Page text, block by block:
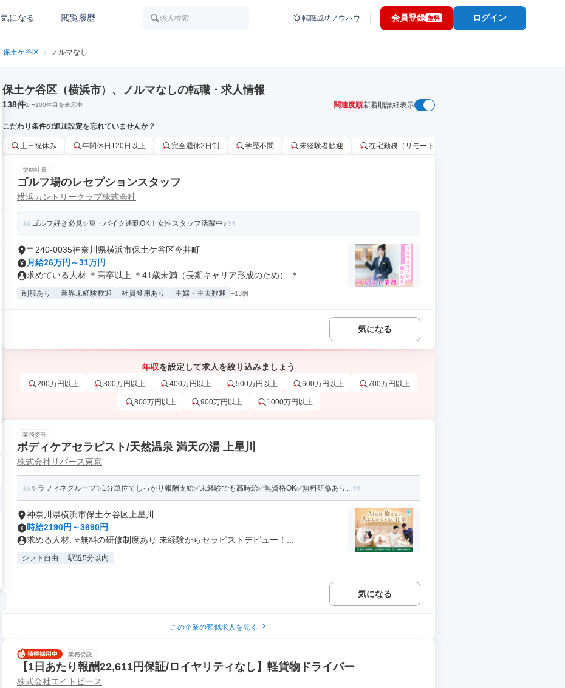
気になる 閲覧履歴 求人検索 転職成功ノウハウ 会員登録 無料 ログイン
保土ケ谷区 / ノルマなし
保土ケ谷区（横浜市）、ノルマなしの転職・求人情報
138件1〜100件目を表示中 関連度順新着順詳細表示
こだわり条件の追加設定を忘れていませんか？
土日祝休み 年間休日120日以上 完全週休2日制 学歴不問 未経験者歓迎 在宅勤務（リモートワーク）OK
契約社員
ゴルフ場のレセプションスタッフ
横浜カントリークラブ株式会社
ゴルフ好き必見✨車・バイク通勤OK！女性スタッフ活躍中♪
〒240-0035神奈川県横浜市保土ケ谷区今井町
月給26万円～31万円
求めている人材 ＊高卒以上 ＊41歳未満（長期キャリア形成のため） ＊...
制服あり 業界未経験歓迎 社員登用あり 主婦・主夫歓迎 +13個
気になる
年収を設定して求人を絞り込みましょう
200万円以上 300万円以上 400万円以上 500万円以上 600万円以上 700万円以上
800万円以上 900万円以上 1000万円以上
業務委託
ボディケアセラピスト/天然温泉 満天の湯 上星川
株式会社リバース東京
✨️ラフィネグループ✨1分単位でしっかり報酬支給️✅未経験でも高時給✅️無資格OK✅️無料研修あり...
神奈川県横浜市保土ケ谷区上星川
時給2190円～3690円
求める人材: ⭐️無料の研修制度あり 未経験からセラピストデビュー！...
シフト自由 駅近5分以内
気になる
この企業の類似求人を見る
業務委託
【1日あたり報酬22,611円保証/ロイヤリティなし】軽貨物ドライバー
株式会社エイトピース